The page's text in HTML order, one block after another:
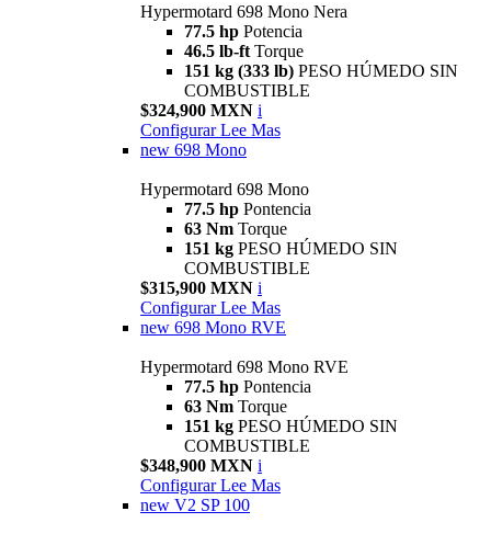
Hypermotard 698 Mono Nera
77.5 hp Potencia
46.5 lb-ft Torque
151 kg (333 lb) PESO HÚMEDO SIN
COMBUSTIBLE
$324,900 MXN i
Configurar Lee Mas
new 698 Mono
Hypermotard 698 Mono
77.5 hp Pontencia
63 Nm Torque
151 kg PESO HÚMEDO SIN
COMBUSTIBLE
$315,900 MXN i
Configurar Lee Mas
new 698 Mono RVE
Hypermotard 698 Mono RVE
77.5 hp Pontencia
63 Nm Torque
151 kg PESO HÚMEDO SIN
COMBUSTIBLE
$348,900 MXN i
Configurar Lee Mas
new V2 SP 100